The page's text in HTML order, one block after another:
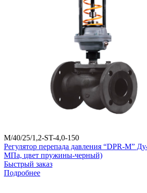
M/40/25/1,2-ST-4,0-150
Регулятор перепада давления “DPR-M”
МПа, цвет пружины-черный)
Быстрый заказ
Подробнее